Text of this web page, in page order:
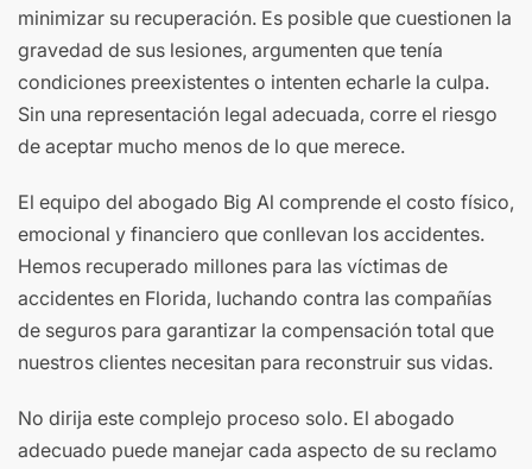
minimizar su recuperación. Es posible que cuestionen la
gravedad de sus lesiones, argumenten que tenía
condiciones preexistentes o intenten echarle la culpa.
Sin una representación legal adecuada, corre el riesgo
de aceptar mucho menos de lo que merece.
El equipo del abogado Big Al comprende el costo físico,
emocional y financiero que conllevan los accidentes.
Hemos recuperado millones para las víctimas de
accidentes en Florida, luchando contra las compañías
de seguros para garantizar la compensación total que
nuestros clientes necesitan para reconstruir sus vidas.
No dirija este complejo proceso solo. El abogado
adecuado puede manejar cada aspecto de su reclamo